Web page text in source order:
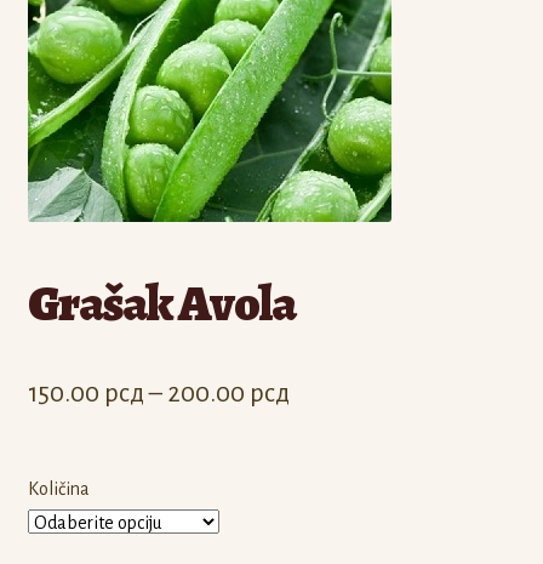
Odjava
Registracija
Grašak Avola
150.00 рсд – 200.00 рсдRaspon
Količina